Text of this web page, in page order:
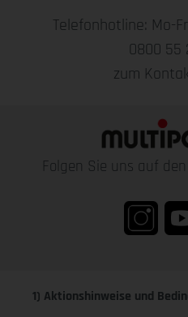
Telefonhotline: Mo-
0800 55
zum
Folgen Sie uns auf
1) Aktionshinweise und